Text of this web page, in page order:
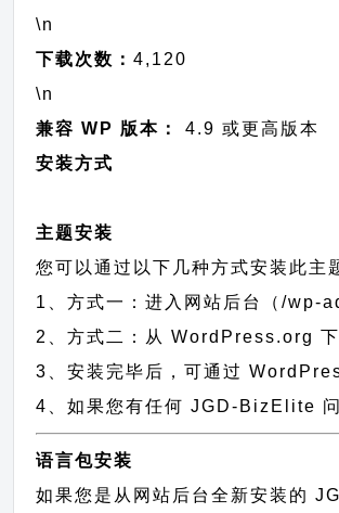
\n
下载次数：4,120
\n
兼容 WP 版本：
4.9 或更高版本
安装方式
主题安装
您可以通过以下几种方式安装此主
1、方式一：进入网站后台（/wp-
2、方式二：从 WordPress.org
3、安装完毕后，可通过
4、如果您有任何 JGD-BizElite
语言包安装
如果您是从网站后台全新安装的